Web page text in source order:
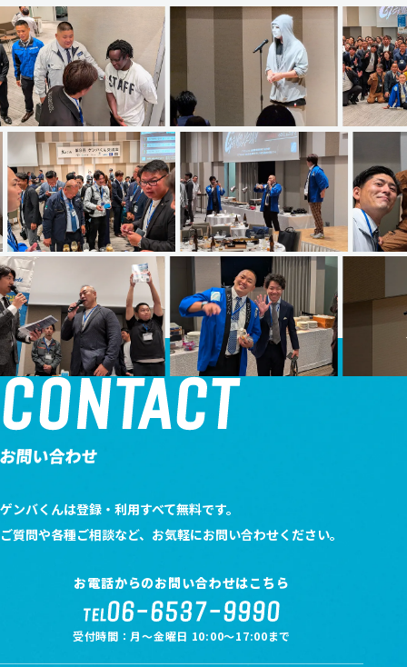
問い合わせ
ゲンバくんは登録・利用すべて無料です。
ご質問や各種ご相談など、お気軽にお問い合わせください。
お電話からのお問い合わせはこちら
TEL06-6537-9990
受付時間：月～金曜日 10:00～17:00まで